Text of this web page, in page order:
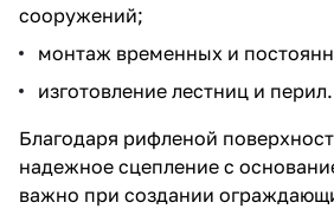
сооружений;
монтаж временных и
изготовление лестниц и перил.
Благодаря рифленой
надежное сцепление с
важно при создании